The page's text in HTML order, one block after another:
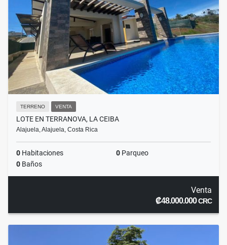
TERRENO VENTA
LOTE EN TERRANOVA, LA CEIBA
Alajuela, Alajuela, Costa Rica
0 Habitaciones 0 Parqueo
0 Baños
Venta
₡48.000.000CRC